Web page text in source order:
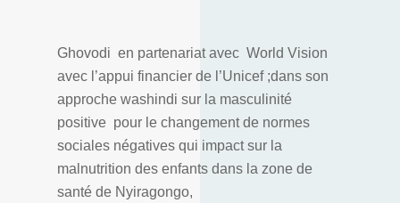
b
o
o
k
p
p
dI
n
Ghovodi en partenariat avec World Vision
avec l’appui financier de l’Unicef ;dans son
approche washindi sur la masculinité
positive pour le changement de normes
sociales négatives qui impact sur la
malnutrition des enfants dans la zone de
santé de Nyiragongo,